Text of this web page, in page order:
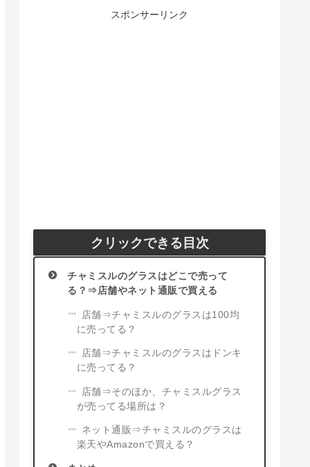
スポンサーリンク
クリックできる目次
チャミスルのグラスはどこで売って
る？⇒店舗やネット通販で買える
店舗⇒チャミスルのグラスは100均
に売ってる？
店舗⇒チャミスルのグラスはドンキ
に売ってる？
店舗⇒そのほか、チャミスルグラス
が売ってる場所は？
ネット通販⇒チャミスルのグラスは
楽天やAmazonで買える？